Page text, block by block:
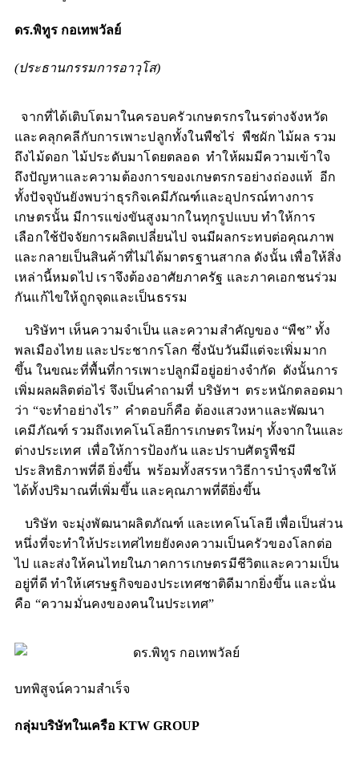
ดร.พิทูร กอเทพวัลย์
(ประธานกรรมการอาวุโส)
จากที่ได้เติบโตมาในครอบครัวเกษตรกรในรต่างจังหวัด
และคลุกคลีกับการเพาะปลูกทั้งในพืชไร่ พืชผัก ไม้ผล รวม
ถึงไม้ดอก ไม้ประดับมาโดยตลอด ทำให้ผมมีความเข้าใจ
ถึงปัญหาและความต้องการของเกษตรกรอย่างถ่องแท้ อีก
ทั้งปัจจุบันยังพบว่าธุรกิจเคมีภัณฑ์และอุปกรณ์ทางการ
เกษตรนั้น มีการแข่งขันสูงมากในทุกรูปแบบ ทำให้การ
เลือกใช้ปัจจัยการผลิตเปลี่ยนไป จนมีผลกระทบต่อคุณภาพ
และกลายเป็นสินค้าที่ไม่ได้มาตรฐานสากล ดังนั้น เพื่อให้สิ่ง
เหล่านี้หมดไป เราจึงต้องอาศัยภาครัฐ และภาคเอกชนร่วม
กันแก้ไขให้ถูกจุดและเป็นธรรม
บริษัทฯ เห็นความจำเป็น และความสำคัญของ “พืช” ทั้ง
พลเมืองไทย และประชากรโลก ซึ่งนับวันมีแต่จะเพิ่มมาก
ขึ้น ในขณะที่พื้นที่การเพาะปลูกมีอยู่อย่างจำกัด ดังนั้นการ
เพิ่มผลผลิตต่อไร่ จึงเป็นคำถามที่ บริษัทฯ ตระหนักตลอดมา
ว่า “จะทำอย่างไร” คำตอบก็คือ ต้องแสวงหาและพัฒนา
เคมีภัณฑ์ รวมถึงเทคโนโลยีการเกษตรใหม่ๆ ทั้งจากในและ
ต่างประเทศ เพื่อให้การป้องกัน และปราบศัตรูพืชมี
ประสิทธิภาพที่ดี ยิ่งขึ้น พร้อมทั้งสรรหาวิธีการบำรุงพืชให้
ได้ทั้งปริมาณที่เพิ่มขึ้น และคุณภาพที่ดียิ่งขึ้น
บริษัท จะมุ่งพัฒนาผลิตภัณฑ์ และเทคโนโลยี เพื่อเป็นส่วน
หนึ่งที่จะทำให้ประเทศไทยยังคงความเป็นครัวของโลกต่อ
ไป และส่งให้คนไทยในภาคการเกษตรมีชีวิตและความเป็น
อยู่ที่ดี ทำให้เศรษฐกิจของประเทศชาติดีมากยิ่งขึ้น และนั่น
คือ “ความมั่นคงของคนในประเทศ”
บทพิสูจน์ความสำเร็จ
กลุ่มบริษัทในเครือ KTW GROUP